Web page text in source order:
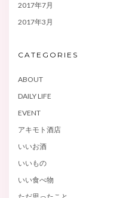
2017年7月
2017年3月
CATEGORIES
ABOUT
DAILY LIFE
EVENT
アキモト酒店
いいお酒
いいもの
いい食べ物